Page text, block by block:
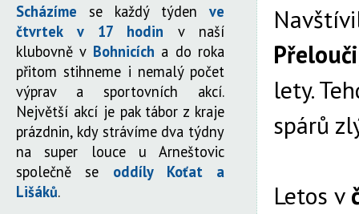
Přelouči
lety.
spárů
Letos v
Scházíme
se každý týden ve
čtvrtek v 17 hodin v naší
klubovně v Bohnicích a do roka
přitom stihneme i nemalý počet
výprav a sportovních akcí.
Největší akcí je pak tábor z kraje
prázdnin, kdy strávíme dva týdny
na super louce u Arneštovic
společně se oddíly Koťat a
Lišáků.